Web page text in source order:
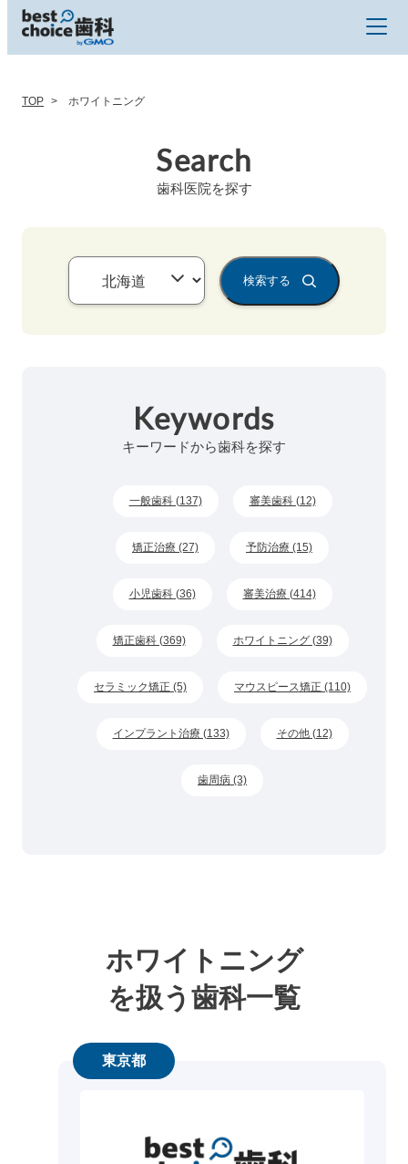
TOP ホワイトニング
Search
歯科医院を探す
検索する
Keywords
キーワードから歯科を探す
一般歯科 (137) 審美歯科 (12)
矯正治療 (27) 予防治療 (15)
小児歯科 (36) 審美治療 (414)
矯正歯科 (369) ホワイトニング (39)
セラミック矯正 (5) マウスピース矯正 (110)
インプラント治療 (133) その他 (12)
歯周病 (3)
ホワイトニング
を扱う歯科一覧
東京都